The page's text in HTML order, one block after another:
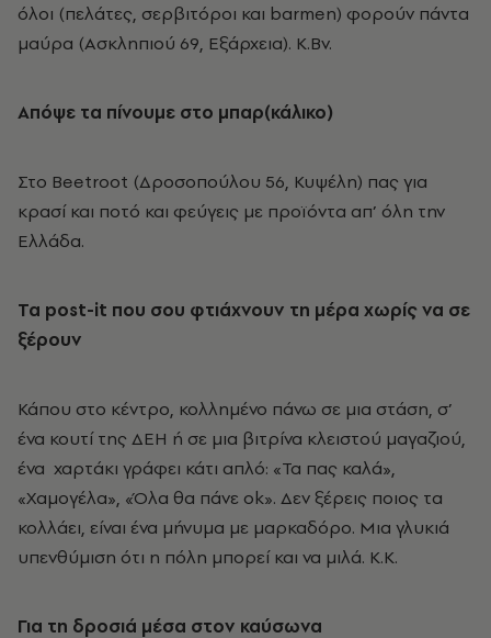
όλοι (πελάτες, σερβιτόροι και barmen) φορούν πάντα
μαύρα (Ασκληπιού 69, Εξάρχεια). Κ.Βν.
Απόψε τα πίνουμε στο μπαρ(κάλικο)
Στο Beetroot (Δροσοπούλου 56, Κυψέλη) πας για
κρασί και ποτό και φεύγεις με προϊόντα απ’ όλη την
Ελλάδα.
Τα post-it που σου φτιάχνουν τη μέρα χωρίς να σε
ξέρουν
Κάπου στο κέντρο, κολλημένο πάνω σε μια στάση, σ’
ένα κουτί της ΔΕΗ ή σε μια βιτρίνα κλειστού μαγαζιού,
ένα χαρτάκι γράφει κάτι απλό: «Τα πας καλά»,
«Χαμογέλα», «Όλα θα πάνε ok». Δεν ξέρεις ποιος τα
κολλάει, είναι ένα μήνυμα με μαρκαδόρο. Μια γλυκιά
υπενθύμιση ότι η πόλη μπορεί και να μιλά. K.K.
Για τη δροσιά μέσα στον καύσωνα